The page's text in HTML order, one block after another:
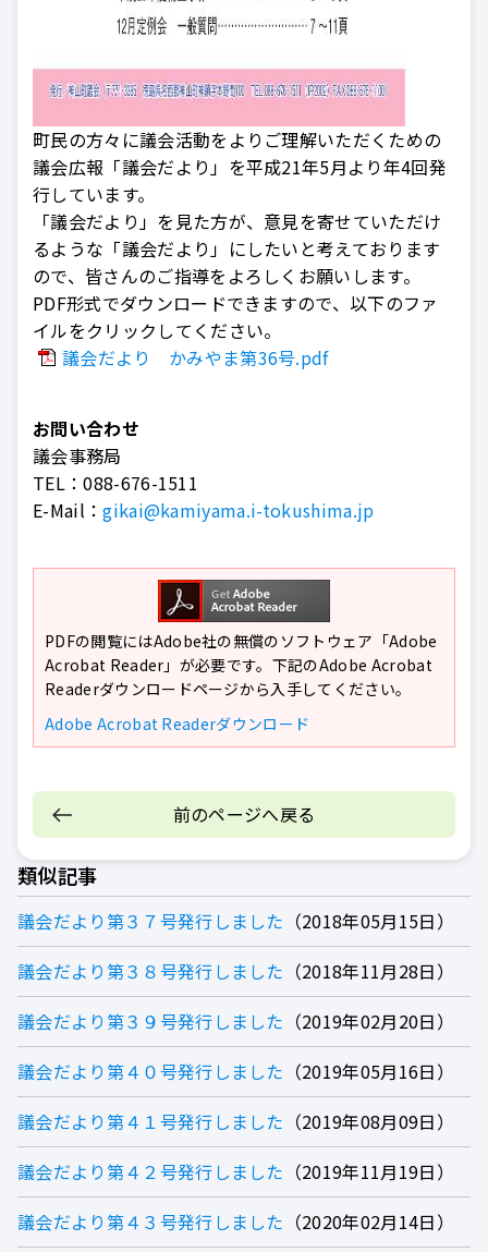
町民の方々に議会活動をよりご理解いただくための
議会広報「議会だより」を平成21年5月より年4回発
行しています。
「議会だより」を見た方が、意見を寄せていただけ
るような「議会だより」にしたいと考えております
ので、皆さんのご指導をよろしくお願いします。
PDF形式でダウンロードできますので、以下のファ
イルをクリックしてください。
議会だより かみやま第36号.pdf
お問い合わせ
議会事務局
TEL：088-676-1511
E-Mail：gikai@kamiyama.i-tokushima.jp
PDFの閲覧にはAdobe社の無償のソフトウェア「Adobe
Acrobat Reader」が必要です。下記のAdobe Acrobat
Readerダウンロードページから入手してください。
Adobe Acrobat Readerダウンロード
前のページへ戻る
類似記事
議会だより第３７号発行しました
2018年05月15日
議会だより第３８号発行しました
2018年11月28日
議会だより第３９号発行しました
2019年02月20日
議会だより第４０号発行しました
2019年05月16日
議会だより第４１号発行しました
2019年08月09日
議会だより第４２号発行しました
2019年11月19日
議会だより第４３号発行しました
2020年02月14日